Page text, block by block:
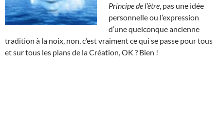
Principe de l’être , pas une idée
personnelle ou l’expression
d’une quelconque ancienne
tradition à la noix, non, c’est vraiment ce qui se passe pour tous
et sur tous les plans de la Création, OK ? Bien !